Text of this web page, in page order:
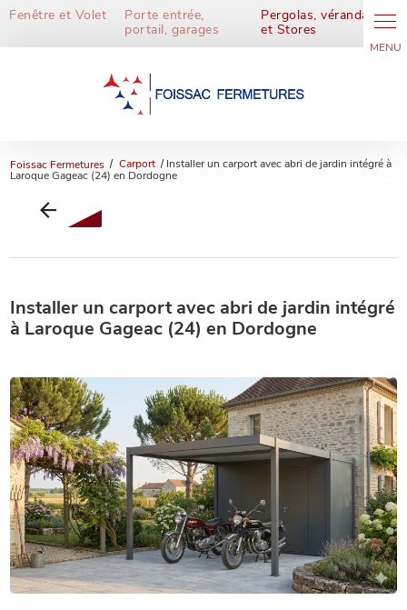
Fenêtre et Volet
Porte entrée,
portail, garages
Pergolas, vérandas
et Stores
Foissac Fermetures Carport
Installer un carport avec abri de jardin intégré à
Laroque Gageac (24) en Dordogne
Installer un carport avec abri de jardin intégré
à Laroque Gageac (24) en Dordogne
Panneau de gestion des cookies